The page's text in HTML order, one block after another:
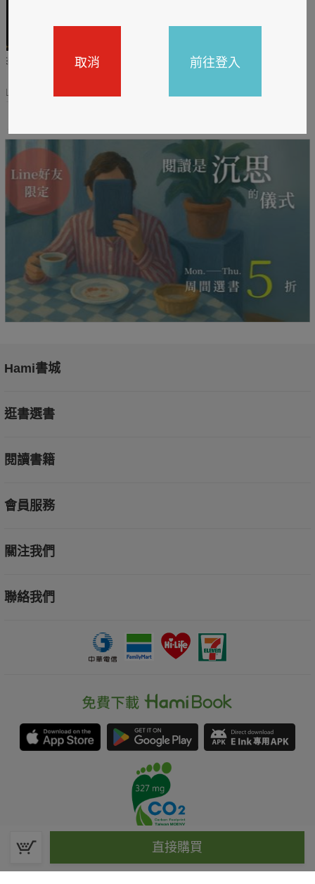
閱讀有禮，TCL平板送觸
TCL數位筆記本送月讀包1
直接購買
取消 前往登入
Hami書城
逛書選書
閱讀書籍
會員服務
關注我們
聯絡我們
春水堂科技娛樂股份有限公司(統一編號：70476915)